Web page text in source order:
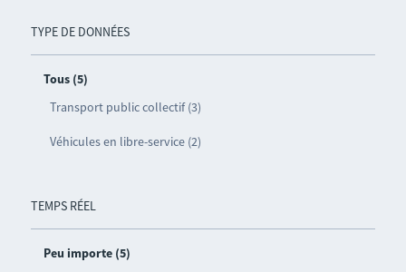
TYPE DE DONNÉES
Tous (5)
Transport public collectif (3)
Véhicules en libre-service (2)
TEMPS RÉEL
Peu importe (5)